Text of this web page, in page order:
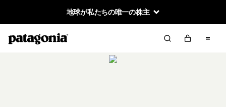
地球が私たちの唯一の株主